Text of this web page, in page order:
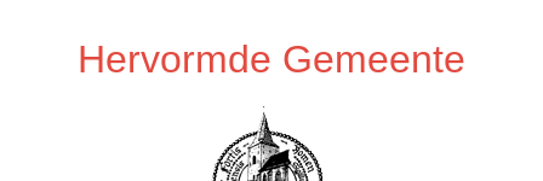
Hervormde Gemeente